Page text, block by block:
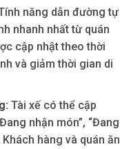
năng dẫn đường tự
nhanh nhất từ quán
cập nhật theo thời
và giảm thời gian di
Tài xế có thể cập
nhận món”, “Đang
hàng và quán ăn